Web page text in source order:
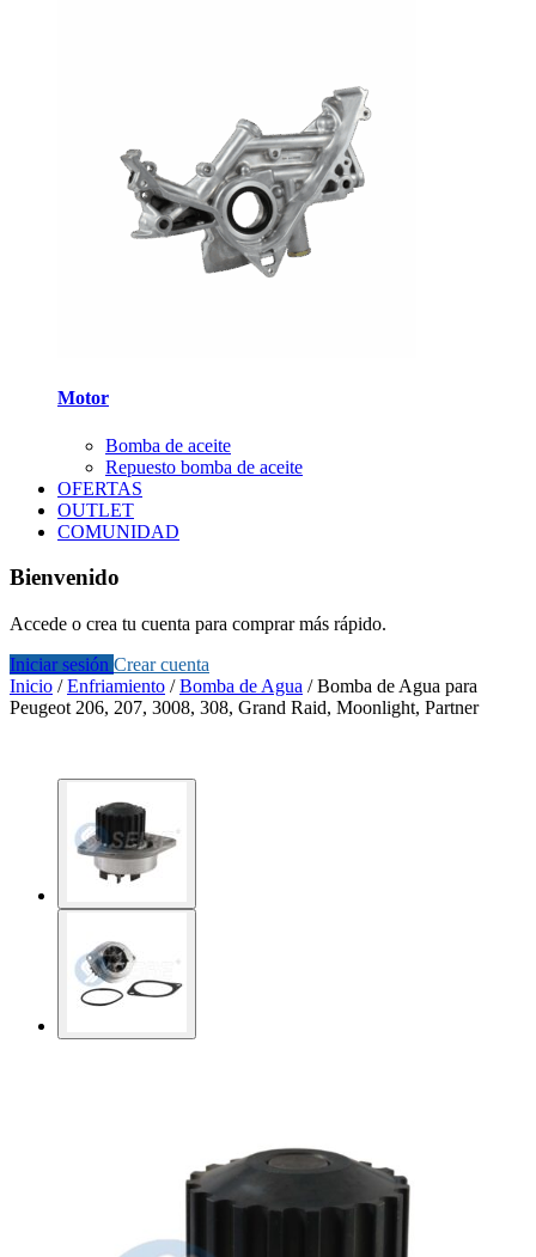
Motor
Bomba de aceite
Repuesto bomba de aceite
OFERTAS
OUTLET
COMUNIDAD
Bienvenido
Accede o crea tu cuenta para comprar más rápido.
Iniciar sesión Crear cuenta
Inicio /Enfriamiento /Bomba de Agua /Bomba de Agua para
Peugeot 206, 207, 3008, 308, Grand Raid, Moonlight, Partner